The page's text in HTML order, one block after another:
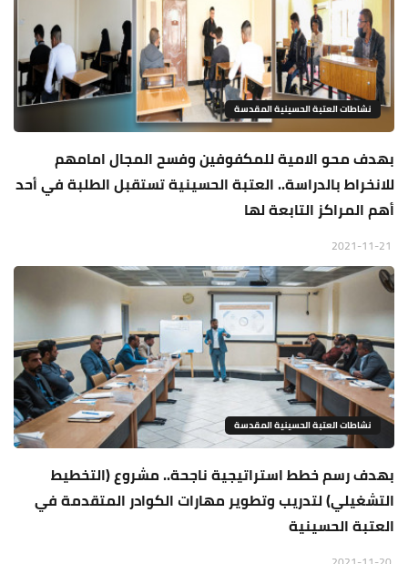
نشاطات العتبة الحسينية المقدسة
بهدف محو الامية للمكفوفين وفسح المجال امامهم
للانخراط بالدراسة.. العتبة الحسينية تستقبل الطلبة في أحد
أهم المراكز التابعة لها
نشاطات العتبة الحسينية المقدسة
بهدف رسم خطط استراتيجية ناجحة.. مشروع (التخطيط
التشغيلي) لتدريب وتطوير مهارات الكوادر المتقدمة في
العتبة الحسينية